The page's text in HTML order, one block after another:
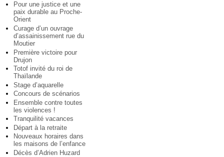
Pour une justice et une
paix durable au Proche-
Orient
Curage d’un ouvrage
d’assainissement rue du
Moutier
Première victoire pour
Drujon
Totof invité du roi de
Thaïlande
Stage d’aquarelle
Concours de scénarios
Ensemble contre toutes
les violences !
Tranquilité vacances
Départ à la retraite
Nouveaux horaires dans
les maisons de l’enfance
Décès d’Adrien Huzard